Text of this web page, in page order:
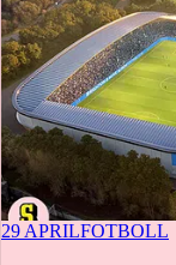
29 APRILFOTBOLL